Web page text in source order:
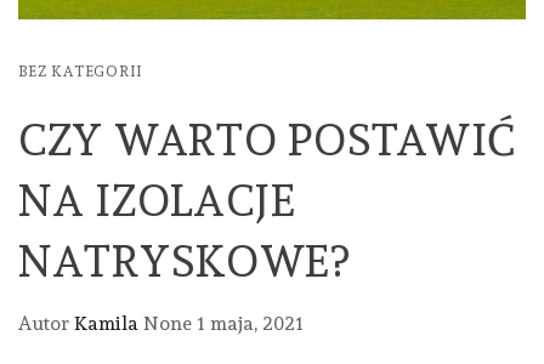
BEZ KATEGORII
CZY WARTO POSTAWIĆ
NA IZOLACJE
NATRYSKOWE?
Autor Kamila None 1 maja, 2021